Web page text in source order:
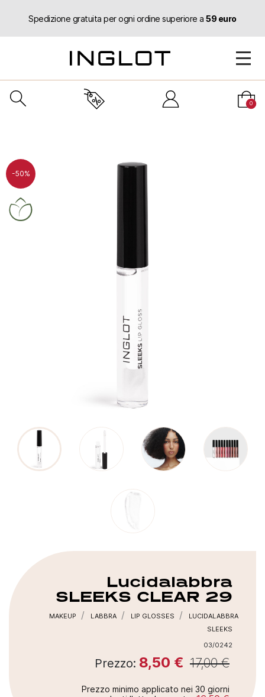
Spedizione gratuita per ogni ordine superiore a59 euro
0
-50%
Lucidalabbra
SLEEKS CLEAR 29
MAKEUP LABBRA LIP GLOSSES
LUCIDALABBRA
SLEEKS
03/0242
17,00 €
Prezzo: 8,50 €
Prezzo minimo applicato nei 30 giorni